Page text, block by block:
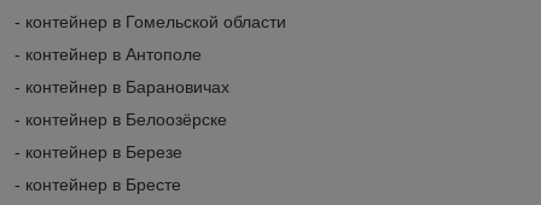
- контейнер в Гомельской области
- контейнер в Антополе
- контейнер в Барановичах
- контейнер в Белоозёрске
- контейнер в Березе
- контейнер в Бресте